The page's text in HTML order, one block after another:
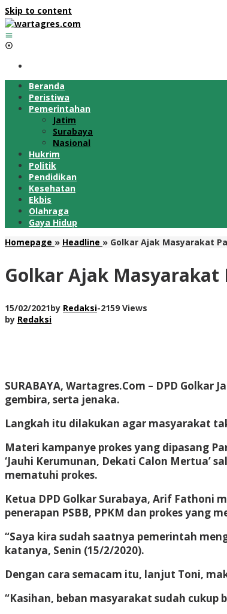
Skip to content
Beranda
Peristiwa
Pemerintahan
Jatim
Surabaya
Nasional
Hukrim
Politik
Pendidikan
Kesehatan
Ekbis
Olahraga
Gaya Hidup
Homepage » Headline » Golkar Ajak Masyarakat
Golkar Ajak Masyarakat
15/02/2021by Redaksi-2159 Views
by Redaksi
SURABAYA, Wartagres.Com – DPD Golkar
gembira, serta jenaka.
Langkah itu dilakukan agar masyarakat
Materi kampanye prokes yang dipasang
‘Jauhi Kerumunan, Dekati Calon Mertua’
mematuhi prokes.
Ketua DPD Golkar Surabaya, Arif
penerapan PSBB, PPKM dan prokes yang
“Saya kira sudah saatnya pemerintah
katanya, Senin (15/2/2020).
Dengan cara semacam itu, lanjut Toni,
“Kasihan, beban masyarakat sudah